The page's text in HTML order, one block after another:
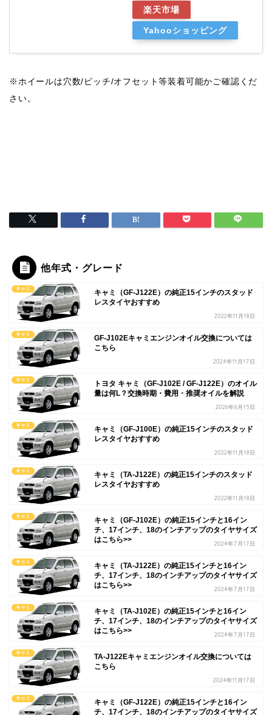
楽天市場
Yahooショッピング
※ホイールは穴数/ピッチ/オフセット等装着可能かご確認くだ
さい。
他年式・グレード
キャミ
キャミ（GF-J122E）の純正15インチのスタッド
レスタイヤおすすめ
2022年11月18日
キャミ
GF-J102Eキャミエンジンオイル交換については
こちら
2024年11月17日
キャミ
トヨタ キャミ（GF-J102E / GF-J122E）のオイル
量は何L？交換時期・費用・推奨オイルを解説
2026年6月15日
キャミ
キャミ（GF-J100E）の純正15インチのスタッド
レスタイヤおすすめ
2022年11月18日
キャミ
キャミ（TA-J122E）の純正15インチのスタッド
レスタイヤおすすめ
2022年11月18日
キャミ
キャミ（GF-J102E）の純正15インチと16イン
チ、17インチ、18のインチアップのタイヤサイズ
はこちら>>
2024年7月17日
キャミ
キャミ（TA-J122E）の純正15インチと16イン
チ、17インチ、18のインチアップのタイヤサイズ
はこちら>>
2024年7月17日
キャミ
キャミ（TA-J102E）の純正15インチと16イン
チ、17インチ、18のインチアップのタイヤサイズ
はこちら>>
2024年7月17日
キャミ
TA-J122Eキャミエンジンオイル交換については
こちら
2024年11月17日
キャミ
キャミ（GF-J122E）の純正15インチと16イン
チ、17インチ、18のインチアップのタイヤサイズ